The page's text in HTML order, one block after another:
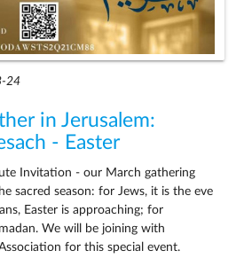
24
in Jerusalem:
- Easter
Invitation - our March gathering
sacred season: for Jews, it is the eve
Easter is approaching; for
We will be joining with
for this special event.